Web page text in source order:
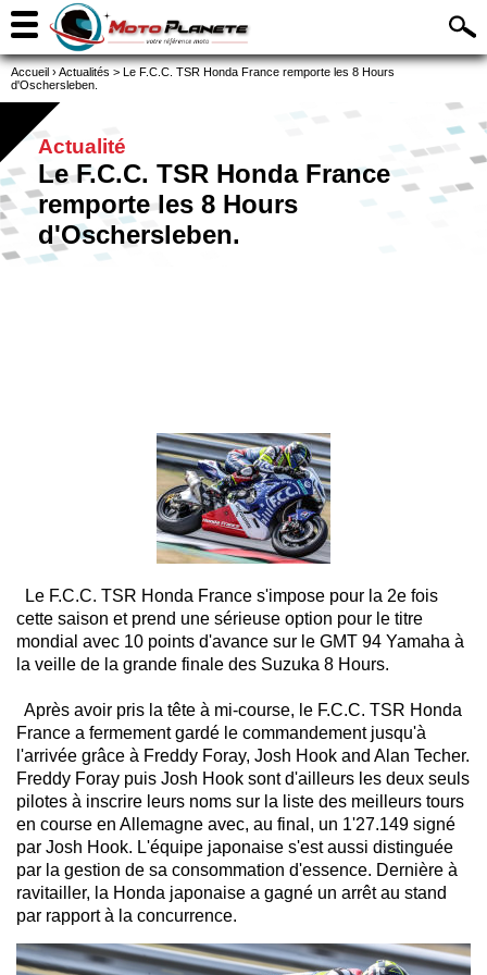
Accueil ›Actualités > Le F.C.C. TSR Honda France remporte les 8 Hours
d'Oschersleben.
Actualité
Le F.C.C. TSR Honda France
remporte les 8 Hours
d'Oschersleben.
Le F.C.C. TSR Honda France s'impose pour la 2e fois
cette saison et prend une sérieuse option pour le titre
mondial avec 10 points d'avance sur le GMT 94 Yamaha à
la veille de la grande finale des Suzuka 8 Hours.
Après avoir pris la tête à mi-course, le F.C.C. TSR Honda
France a fermement gardé le commandement jusqu'à
l'arrivée grâce à Freddy Foray, Josh Hook and Alan Techer.
Freddy Foray puis Josh Hook sont d'ailleurs les deux seuls
pilotes à inscrire leurs noms sur la liste des meilleurs tours
en course en Allemagne avec, au final, un 1'27.149 signé
par Josh Hook. L'équipe japonaise s'est aussi distinguée
par la gestion de sa consommation d'essence. Dernière à
ravitailler, la Honda japonaise a gagné un arrêt au stand
par rapport à la concurrence.